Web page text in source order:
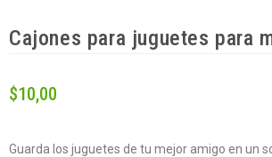
Cajones para juguetes para
$10,00
Guarda los juguetes de tu mejor amigo en un